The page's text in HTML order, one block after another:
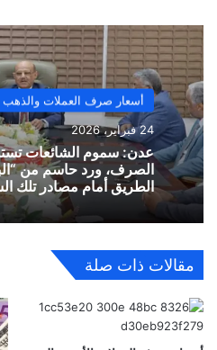
أسعار صرف العملات والذهب
24 فبراير، 2026
​عدن: سموم الشائعات
الصرف، ورد حاسم من
الطريق أمام مصادر تلك
مقالات ذات صلة